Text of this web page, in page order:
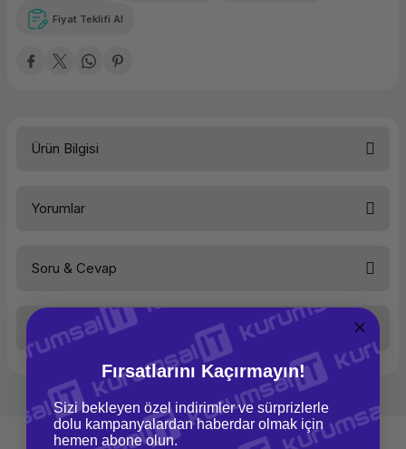
Fiyat Teklifi Al
Ürün Bilgisi
Yorumlar
Yorum Yaz
Soru & Cevap
Ürün hakkında henüz soru sorulmamış.
Taksit Seçenekleri
Fırsatlarını Kaçırmayın!
Sizi bekleyen özel indirimler ve sürprizlerle
dolu kampanyalardan haberdar olmak için
hemen abone olun.